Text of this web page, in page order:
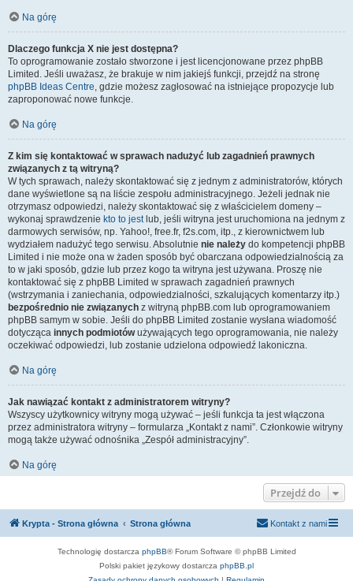
Na górę
Dlaczego funkcja X nie jest dostępna?
To oprogramowanie zostało stworzone i jest licencjonowane przez phpBB
Limited. Jeśli uważasz, że brakuje w nim jakiejś funkcji, przejdź na stronę
phpBB Ideas Centre, gdzie możesz zagłosować na istniejące propozycje lub
zaproponować nowe funkcje.
Na górę
Z kim się kontaktować w sprawach nadużyć lub zagadnień prawnych
związanych z tą witryną?
W tych sprawach, należy skontaktować się z jednym z administratorów, których
dane wyświetlone są na liście zespołu administracyjnego. Jeżeli jednak nie
otrzymasz odpowiedzi, należy skontaktować się z właścicielem domeny –
wykonaj sprawdzenie kto to jestlub, jeśli witryna jest uruchomiona na jednym z
darmowych serwisów, np. Yahoo!, free.fr, f2s.com, itp., z kierownictwem lub
wydziałem nadużyć tego serwisu. Absolutnie nie należy do kompetencji phpBB
Limited i nie może ona w żaden sposób być obarczana odpowiedzialnością za
to w jaki sposób, gdzie lub przez kogo ta witryna jest używana. Proszę nie
kontaktować się z phpBB Limited w sprawach zagadnień prawnych
(wstrzymania i zaniechania, odpowiedzialności, szkalujących komentarzy itp.)
bezpośrednio nie związanych z witryną phpBB.com lub oprogramowaniem
phpBB samym w sobie. Jeśli do phpBB Limited zostanie wysłana wiadomość
dotycząca innych podmiotówużywających tego oprogramowania, nie należy
oczekiwać odpowiedzi, lub zostanie udzielona odpowiedź lakoniczna.
Na górę
Jak nawiązać kontakt z administratorem witryny?
Wszyscy użytkownicy witryny mogą używać – jeśli funkcja ta jest włączona
przez administratora witryny – formularza „Kontakt z nami”. Członkowie witryny
mogą także używać odnośnika „Zespół administracyjny”.
Na górę
Przejdź do
Krypta - Strona główna Strona główna Kontakt z nami
Technologię dostarcza phpBB® Forum Software © phpBB Limited
Polski pakiet językowy dostarcza phpBB.pl